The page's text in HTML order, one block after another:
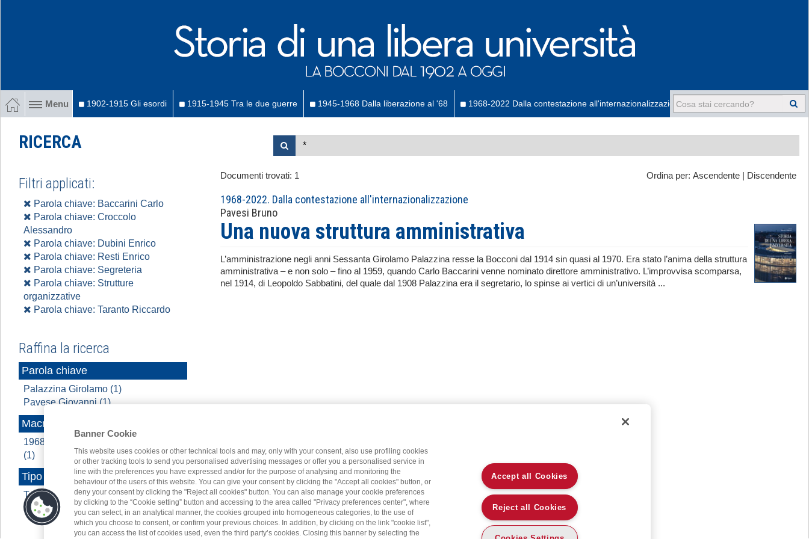
Menu 1902-1915 Gli esordi 1915-1945 Tra le due guerre 1945-1968 Dalla liberazione al '68 1968-2022 Dalla contestazione all'internazionalizzazione -
RICERCA
Ordina per: Ascendente Discendente
Documenti trovati: 1
1968-2022. Dalla contestazione all'internazionalizzazione
Pavesi Bruno
Una nuova struttura amministrativa
L’amministrazione negli anni Sessanta Girolamo Palazzina resse la Bocconi dal 1914 sin quasi al 1970. Era stato l’anima della struttura
amministrativa – e non solo – fino al 1959, quando Carlo Baccarini venne nominato direttore amministrativo. L’improvvisa scomparsa,
nel 1914, di Leopoldo Sabbatini, del quale dal 1908 Palazzina era il segretario, lo spinse ai vertici di un’università ...
Filtri applicati:
Parola chiave: Baccarini Carlo
Parola chiave: Croccolo
Alessandro
Parola chiave: Dubini Enrico
Parola chiave: Resti Enrico
Parola chiave: Segreteria
Parola chiave: Strutture
organizzative
Parola chiave: Taranto Riccardo
Raffina la ricerca
Parola chiave
Palazzina Girolamo (1)
Pavese Giovanni (1)
Macroarea
1968 - 2022 A cavallo di due secoli
(1)
Tipo contenuto
Testo (1)
Banner Cookie
This website uses cookies or other technical tools and may, only with your consent, also use profiling cookies
or other tracking tools to send you personalised advertising messages or offer you a personalised service in
line with the preferences you have expressed and/or for the purpose of analysing and monitoring the
behaviour of the users of this website. You can give your consent by clicking the "Accept all cookies" button, or
deny your consent by clicking the "Reject all cookies" button. You can also manage your cookie preferences
by clicking to the “Cookie setting” button and accessing to the area called "Privacy preferences center", where
you can select, in an analytical manner, the cookies grouped into homogeneous categories, to the use of
which you choose to consent, or confirm your previous choices. In addition, by clicking on the link "cookie list",
you can access the list of cookies used, even the third party’s cookies. Closing this banner by selecting the
Accept all Cookies
Reject all Cookies